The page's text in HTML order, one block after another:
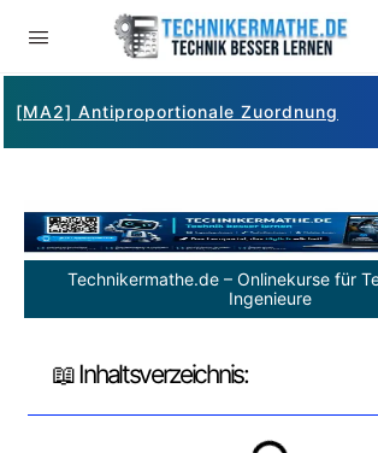
[MA2] Antiproportionale Zuordnung
Technikermathe.de – Onlinekurse für
Ingenieure
📖 Inhaltsverzeichnis: